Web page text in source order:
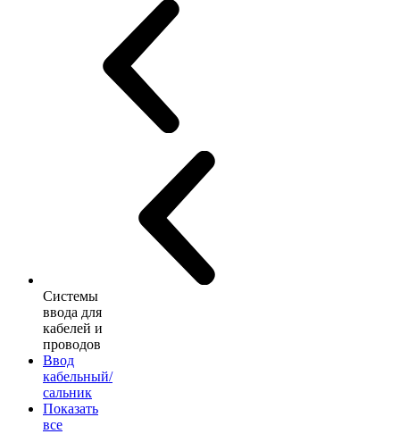
Системы
ввода для
кабелей и
проводов
Ввод
кабельный/
сальник
Показать
все